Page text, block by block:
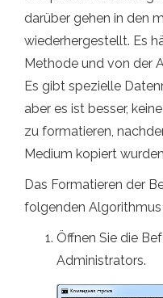
darüber gehen in den
wiederhergestellt. Es
Methode und von der
Es gibt spezielle
aber es ist besser,
zu formatieren,
Medium kopiert
Das Formatieren der
folgenden
Öffnen Sie die
Administrators.